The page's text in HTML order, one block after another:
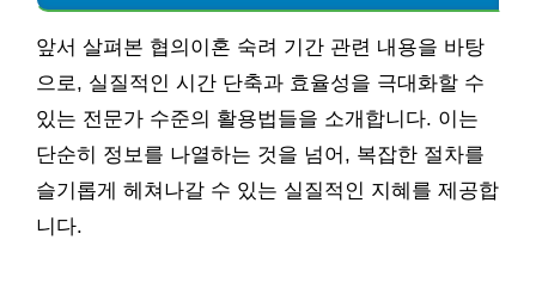
앞서 살펴본 협의이혼 숙려 기간 관련 내용을 바탕
으로, 실질적인 시간 단축과 효율성을 극대화할 수
있는 전문가 수준의 활용법들을 소개합니다. 이는
단순히 정보를 나열하는 것을 넘어, 복잡한 절차를
슬기롭게 헤쳐나갈 수 있는 실질적인 지혜를 제공합
니다.